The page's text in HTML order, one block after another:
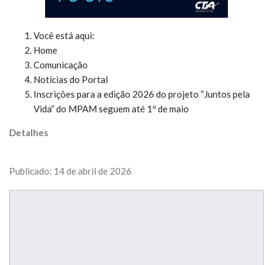
Você está aqui:
Home
Comunicação
Notícias do Portal
Inscrições para a edição 2026 do projeto “Juntos pela
Vida” do MPAM seguem até 1º de maio
Detalhes
Publicado: 14 de abril de 2026